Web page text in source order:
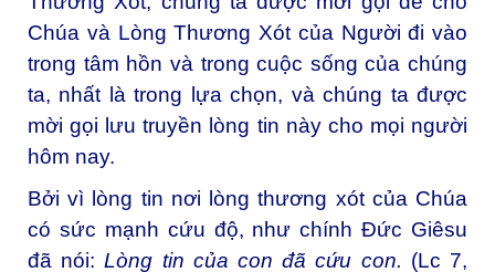
Chúa và Lòng Thương Xót của Người đi vào
trong tâm hồn và trong cuộc sống của chúng
ta, nhất là trong lựa chọn, và chúng ta được
mời gọi lưu truyền lòng tin này cho mọi người
hôm nay.
Bởi vì lòng tin nơi lòng thương xót của Chúa
có sức mạnh cứu độ, như chính Đức Giêsu
đã nói:Lòng tin của con đã cứu con. (Lc 7,